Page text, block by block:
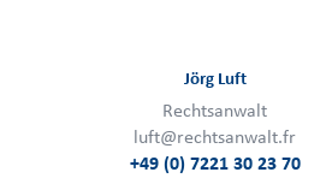
Jörg Luft
Rechtsanwalt
luft@rechtsanwalt.fr
+49 (0) 7221 30 23 70